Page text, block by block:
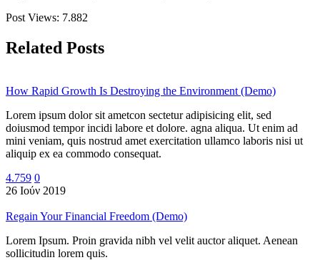
Post Views: 7.882
Related Posts
How Rapid Growth Is Destroying the Environment (Demo)
Lorem ipsum dolor sit ametcon sectetur adipisicing elit, sed
doiusmod tempor incidi labore et dolore. agna aliqua. Ut enim ad
mini veniam, quis nostrud amet exercitation ullamco laboris nisi ut
aliquip ex ea commodo consequat.
4.759 0
26 Ιούν 2019
Regain Your Financial Freedom (Demo)
Lorem Ipsum. Proin gravida nibh vel velit auctor aliquet. Aenean
sollicitudin lorem quis.